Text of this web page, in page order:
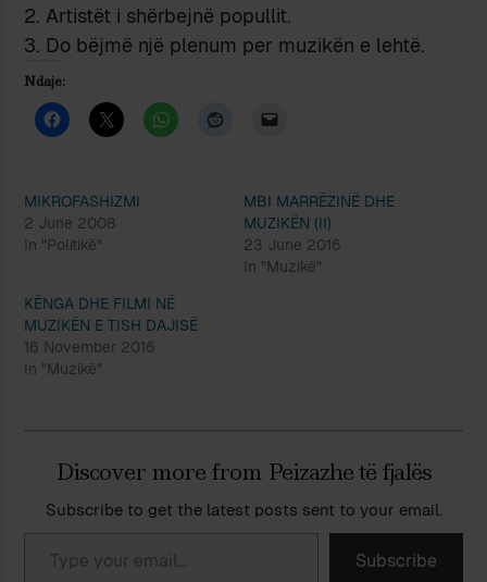
Artistët i shërbejnë popullit.
Do bëjmë një plenum per muzikën e lehtë.
Ndaje:
MIKROFASHIZMI
2 June 2008
In "Politikë"
MBI MARRËZINË DHE
MUZIKËN (II)
23 June 2016
In "Muzikë"
KËNGA DHE FILMI NË
MUZIKËN E TISH DAJISË
16 November 2016
In "Muzikë"
Discover more from Peizazhe të fjalës
Subscribe to get the latest posts sent to your email.
Type your email…
Subscribe